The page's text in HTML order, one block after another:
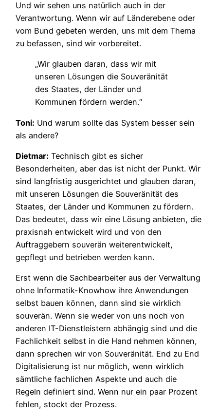
Und wir sehen uns natürlich auch in der
Verantwortung. Wenn wir auf Länderebene oder
vom Bund gebeten werden, uns mit dem Thema
zu befassen, sind wir vorbereitet.
„Wir glauben daran, dass wir mit
unseren Lösungen die Souveränität
des Staates, der Länder und
Kommunen fördern werden.“
Toni: Und warum sollte das System besser sein
als andere?
Dietmar: Technisch gibt es sicher
Besonderheiten, aber das ist nicht der Punkt. Wir
sind langfristig ausgerichtet und glauben daran,
mit unseren Lösungen die Souveränität des
Staates, der Länder und Kommunen zu fördern.
Das bedeutet, dass wir eine Lösung anbieten, die
praxisnah entwickelt wird und von den
Auftraggebern souverän weiterentwickelt,
gepflegt und betrieben werden kann.
Erst wenn die Sachbearbeiter aus der Verwaltung
ohne Informatik-Knowhow ihre Anwendungen
selbst bauen können, dann sind sie wirklich
souverän. Wenn sie weder von uns noch von
anderen IT-Dienstleistern abhängig sind und die
Fachlichkeit selbst in die Hand nehmen können,
dann sprechen wir von Souveränität. End zu End
Digitalisierung ist nur möglich, wenn wirklich
sämtliche fachlichen Aspekte und auch die
Regeln definiert sind. Wenn nur ein paar Prozent
fehlen, stockt der Prozess.